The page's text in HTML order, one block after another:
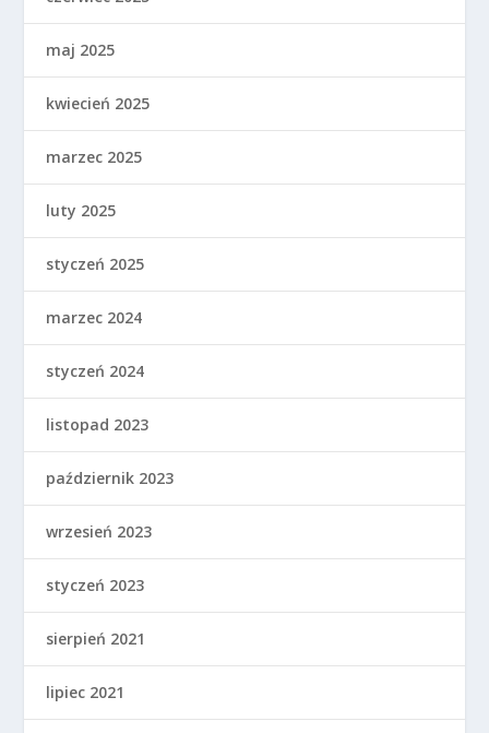
maj 2025
kwiecień 2025
marzec 2025
luty 2025
styczeń 2025
marzec 2024
styczeń 2024
listopad 2023
październik 2023
wrzesień 2023
styczeń 2023
sierpień 2021
lipiec 2021